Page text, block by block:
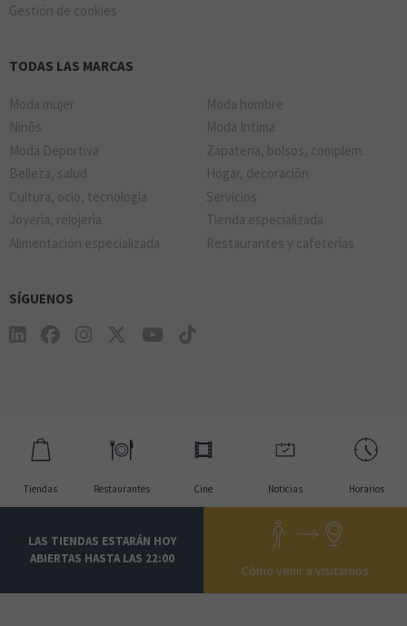
Gestión de cookies
TODAS LAS MARCAS
Moda mujer
Moda hombre
Ninõs
Moda Intima
Moda Deportiva
Zapateria, bolsos, complem.
Belleza, salud
Hogar, decoraciõn
Cultura, ocio, tecnologia
Servicios
Joyerìa, relojerìa
Tienda especializada
Alimentación especializada
Restaurantes y cafeterías
SÍGUENOS
Tiendas Restaurantes Cine Noticias Horarios
LAS TIENDAS ESTARÁN HOY
ABIERTAS HASTA LAS 22:00
Cómo venir a visitarnos